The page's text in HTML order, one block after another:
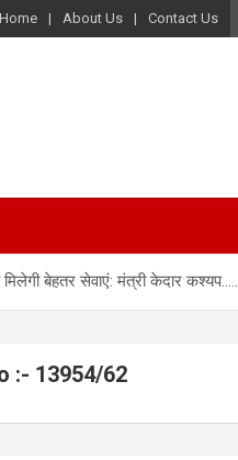
Home About Us Contact Us
बेहतर सेवाएं: मंत्री केदार कश्यप…..
:- 13954/62